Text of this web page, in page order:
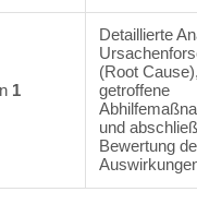
1
Detaillierte
(Root
getroffene
und
Bewertung